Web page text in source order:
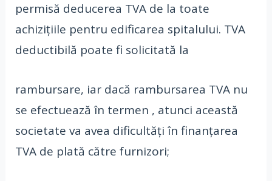
permisă deducerea TVA de la toate
achizițiile pentru edificarea spitalului. TVA
deductibilă poate fi solicitată la
rambursare, iar dacă rambursarea TVA nu
se efectuează în termen , atunci această
societate va avea dificultăți în finanțarea
TVA de plată către furnizori;